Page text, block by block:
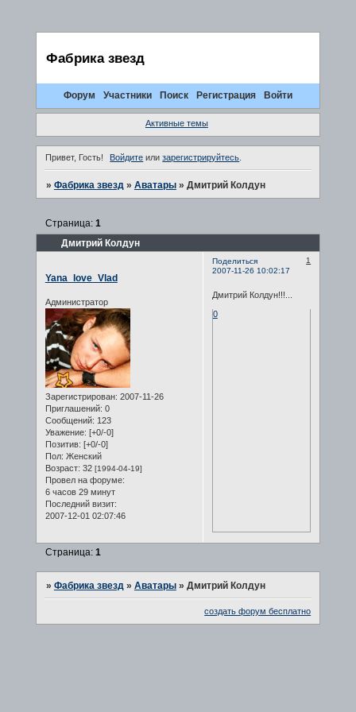
Фабрика звезд
Форум Участники Поиск Регистрация Войти
Активные темы
Привет, Гость! Войдите илизарегистрируйтесь.
» Фабрика звезд » Аватары » Дмитрий Колдун
Дмитрий Колдун
Страница: 1
Поделиться
1
2007-11-26 10:02:17
Yana_love_Vlad
Администратор
Зарегистрирован: 2007-11-26
Приглашений: 0
Сообщений: 123
Уважение: [+0/-0]
Позитив: [+0/-0]
Пол: Женский
Возраст: 32 [1994-04-19]
Провел на форуме:
6 часов 29 минут
Последний визит:
2007-12-01 02:07:46
Дмитрий Колдун!!!...
0
Страница: 1
» Фабрика звезд » Аватары » Дмитрий Колдун
создать форум бесплатно